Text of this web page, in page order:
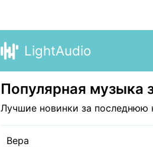
LightAudio
Популярная музыка
Лучшие новинки за последнюю
Вера